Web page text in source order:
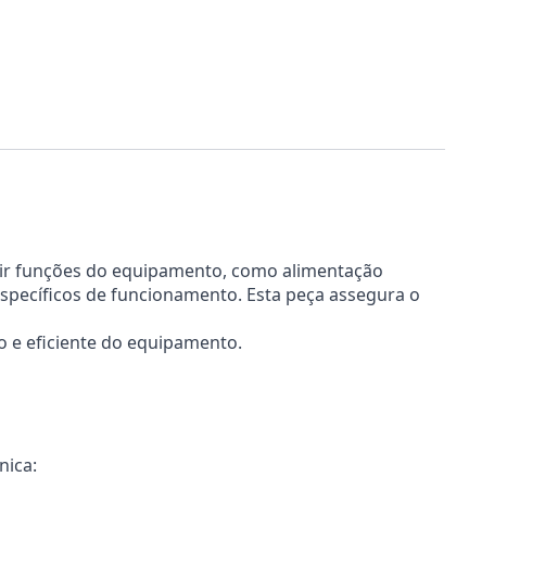
funções do equipamento, como alimentação
de funcionamento. Esta peça assegura o
e eficiente do equipamento.